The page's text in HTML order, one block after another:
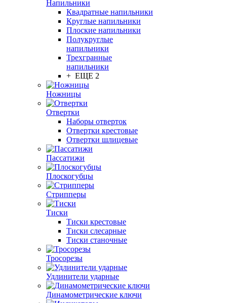
Напильники
Квадратные напильники
Круглые напильники
Плоские напильники
Полукруглые
напильники
Трехгранные
напильники
+ ЕЩЕ 2
Ножницы
Отвертки
Наборы отверток
Отвертки крестовые
Отвертки шлицевые
Пассатижи
Плоскогубцы
Стрипперы
Тиски
Тиски крестовые
Тиски слесарные
Тиски станочные
Тросорезы
Удлинители ударные
Динамометрические ключи